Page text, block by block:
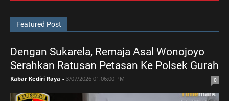
Featured Post
Dengan Sukarela, Remaja Asal Wonojoyo
Serahkan Ratusan Petasan Ke Polsek Gurah
Kabar Kediri Raya - 3/07/2026 01:06:00 PM 0